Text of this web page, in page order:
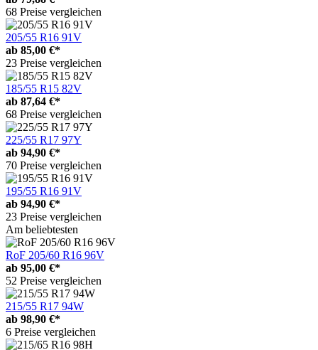
68 Preise vergleichen
205/55 R16 91V
ab 85,00 €*
23 Preise vergleichen
185/55 R15 82V
ab 87,64 €*
68 Preise vergleichen
225/55 R17 97Y
ab 94,90 €*
70 Preise vergleichen
195/55 R16 91V
ab 94,90 €*
23 Preise vergleichen
Am beliebtesten
RoF 205/60 R16 96V
ab 95,00 €*
52 Preise vergleichen
215/55 R17 94W
ab 98,90 €*
6 Preise vergleichen